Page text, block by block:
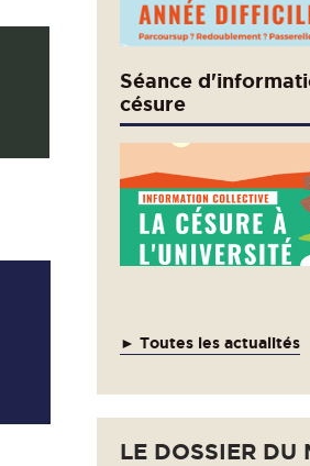
Séance
césure
► Toutes les actualités
LE DOSSIER DU